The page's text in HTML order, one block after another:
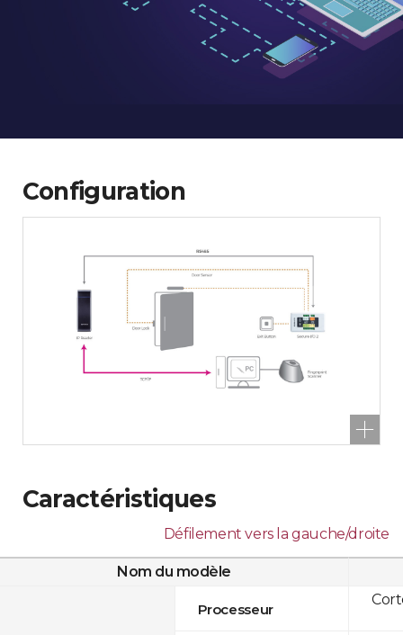
Configuration
Caractéristiques
Défilement vers la gauche/droite
Nom du modèle
Processeur